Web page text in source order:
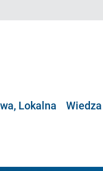
Lokalna Wiedza